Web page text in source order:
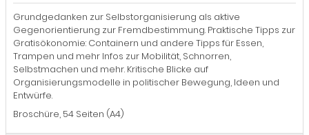
Grundgedanken zur Selbstorganisierung als aktive
Gegenorientierung zur Fremdbestimmung. Praktische Tipps zur
Gratisökonomie: Containern und andere Tipps für Essen,
Trampen und mehr Infos zur Mobilität, Schnorren,
Selbstmachen und mehr. Kritische Blicke auf
Organisierungsmodelle in politischer Bewegung, Ideen und
Entwürfe.
Broschüre, 54 Seiten (A4)